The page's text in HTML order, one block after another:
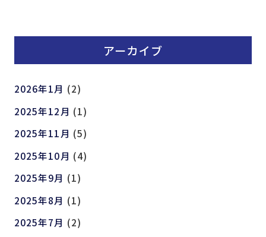
アーカイブ
2026年1月 (2)
2025年12月 (1)
2025年11月 (5)
2025年10月 (4)
2025年9月 (1)
2025年8月 (1)
2025年7月 (2)